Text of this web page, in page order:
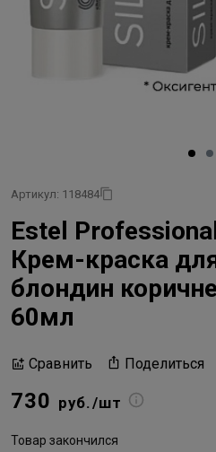
Артикул: 118484
Estel
Крем-краска
блондин
60мл
Сравнить Поделиться
730 руб./шт
Товар закончился